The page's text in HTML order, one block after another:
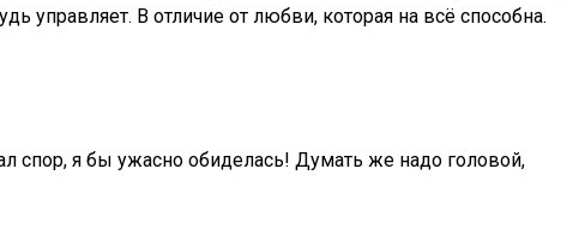
управляет. В отличие от любви, которая на всё способна.
спор, я бы ужасно обиделась! Думать же надо головой,